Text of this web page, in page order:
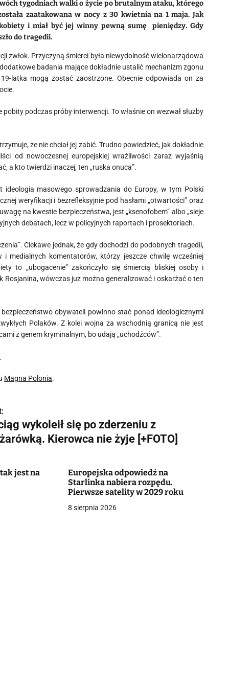
tygodniach walki o życie po brutalnym ataku, którego
zaatakowana w nocy z 30 kwietnia na 1 maja. Jak
i miał być jej winny pewną sumę pieniędzy. Gdy
do tragedii.
zwłok. Przyczyną śmierci była niewydolność wielonarządowa
badania mające dokładnie ustalić mechanizm zgonu
latka mogą zostać zaostrzone. Obecnie odpowiada on za
podczas próby interwencji. To właśnie on wezwał służby
że nie chciał jej zabić. Trudno powiedzieć, jak dokładnie
od nowoczesnej europejskiej wrażliwości zaraz wyjaśnią
a kto twierdzi inaczej, ten „ruska onuca”.
masowego sprowadzania do Europy, w tym Polski
weryfikacji i bezrefleksyjnie pod hasłami „otwartości” oraz
na kwestie bezpieczeństwa, jest „ksenofobem” albo „sieje
debatach, lecz w policyjnych raportach i prosektoriach.
Ciekawe jednak, że gdy dochodzi do podobnych tragedii,
komentatorów, którzy jeszcze chwilę wcześniej
to „ubogacenie” zakończyło się śmiercią bliskiej osoby i
wówczas już można generalizować i oskarżać o ten
obywateli powinno stać ponad ideologicznymi
Polaków. Z kolei wojna za wschodnią granicą nie jest
z genem kryminalnym, bo udają „uchodźców”.
Magna Polonia.
wykoleił się po zderzeniu z
Kierowca nie żyje [+FOTO]
jest na
Europejska odpowiedź na
Starlinka nabiera rozpędu.
Pierwsze satelity w 2029 roku
8 sierpnia 2026